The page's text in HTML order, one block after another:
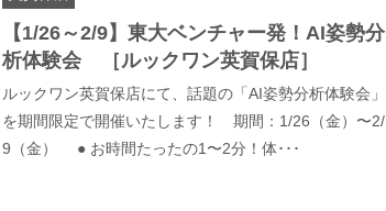
【1/26～2/9】東大ベンチャー発！AI姿勢分
析体験会 ［ルックワン英賀保店］
ルックワン英賀保店にて、話題の「AI姿勢分析体験会」
を期間限定で開催いたします！ 期間：1/26（金）〜2/
9（金） ● お時間たったの1〜2分！体･･･